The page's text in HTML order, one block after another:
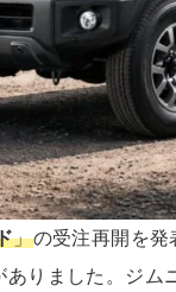
」の受注再開を発
りました。ジ